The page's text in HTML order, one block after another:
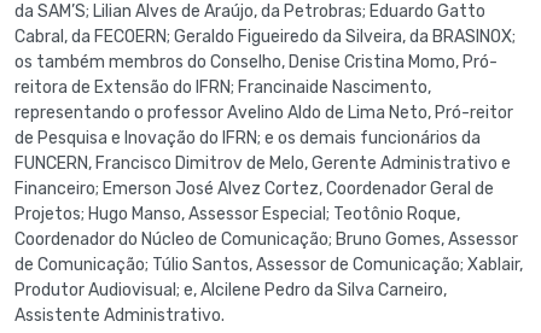
da SAM’S; Lilian Alves de Araújo, da Petrobras; Eduardo Gatto
Cabral, da FECOERN; Geraldo Figueiredo da Silveira, da BRASINOX;
os também membros do Conselho, Denise Cristina Momo, Pró-
reitora de Extensão do IFRN; Francinaide Nascimento,
representando o professor Avelino Aldo de Lima Neto, Pró-reitor
de Pesquisa e Inovação do IFRN; e os demais funcionários da
FUNCERN, Francisco Dimitrov de Melo, Gerente Administrativo e
Financeiro; Emerson José Alvez Cortez, Coordenador Geral de
Projetos; Hugo Manso, Assessor Especial; Teotônio Roque,
Coordenador do Núcleo de Comunicação; Bruno Gomes, Assessor
de Comunicação; Túlio Santos, Assessor de Comunicação; Xablair,
Produtor Audiovisual; e, Alcilene Pedro da Silva Carneiro,
Assistente Administrativo.